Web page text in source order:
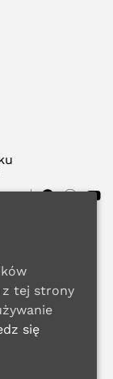
z tej strony
się